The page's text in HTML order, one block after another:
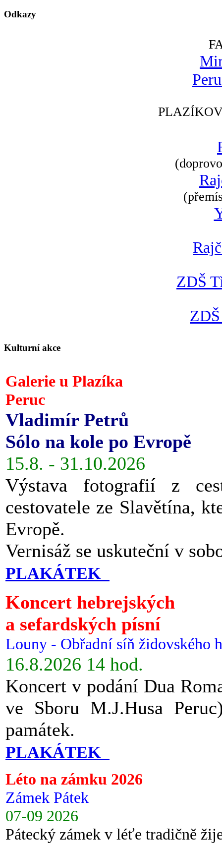
Odkazy
ZDŠ
Kulturní akce
Galerie u Plazíka
Peruc
Vladimír Petrů
Sólo na kole po Evropě
15.8. - 31.10.2026
Výstava fotografií z
cestovatele ze Slavětína,
Evropě.
Vernisáž se uskuteční v
PLAKÁTEK
Koncert hebrejských
a sefardských písní
Louny - Obřadní síň židovského
16.8.2026 14 hod.
Koncert v podání Dua
ve Sboru M.J.Husa
památek.
PLAKÁTEK
Léto na zámku 2026
Zámek Pátek
07-09 2026
Pátecký zámek v léťe tradičně